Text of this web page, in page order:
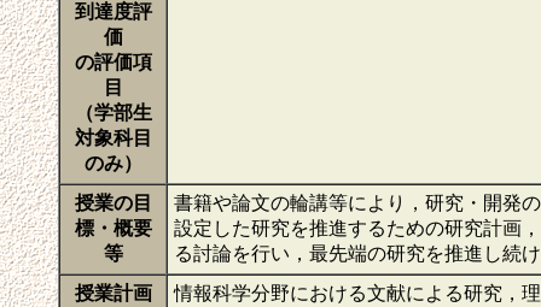
到達度評
価
の評価項
目
（学部生
対象科目
のみ）
授業の目
標・概要
等
書籍や論文の輪講等により，研究・開発
設定した研究を推進するための研究計画
る討論を行い，最先端の研究を推進し続
授業計画
情報科学分野における文献による研究，